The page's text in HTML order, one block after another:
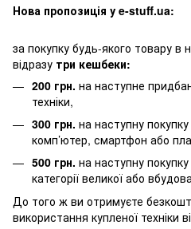
Нова пропозиція у e-stuff.ua:
за покупку будь-якого товару в
відразу три кешбеки:
200 грн. на наступне
техніки,
300 грн. на наступну
комп’ютер, смартфон або
500 грн. на наступну
категорії великої або
До того ж ви отримуєте
використання купленої техніки